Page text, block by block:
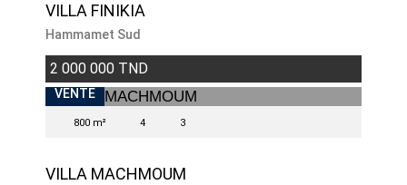
VILLA FINIKIA
Hammamet Sud
2 000 000 TND
VENTE
800 m² 4 3
VILLA MACHMOUM